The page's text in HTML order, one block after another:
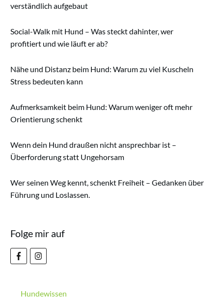
verständlich aufgebaut
Social-Walk mit Hund – Was steckt dahinter, wer
profitiert und wie läuft er ab?
Nähe und Distanz beim Hund: Warum zu viel Kuscheln
Stress bedeuten kann
Aufmerksamkeit beim Hund: Warum weniger oft mehr
Orientierung schenkt
Wenn dein Hund draußen nicht ansprechbar ist –
Überforderung statt Ungehorsam
Wer seinen Weg kennt, schenkt Freiheit – Gedanken über
Führung und Loslassen.
Folge mir auf
Hundewissen